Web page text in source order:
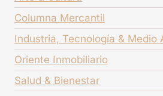
Columna Mercantil
Industria, Tecnología & Medio
Oriente Inmobiliario
Salud & Bienestar